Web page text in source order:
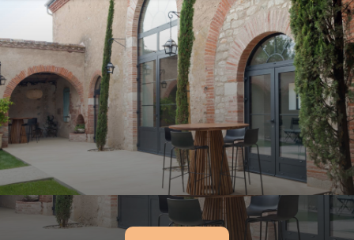
ACCUEIL
VENTES
PROPRIÉTÉ/CHARME
MAISON
TERRAIN
ACTUALITÉS